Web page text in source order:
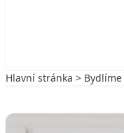
Hlavní stránka > Bydlíme